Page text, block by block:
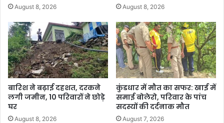
August 8, 2026 August 8, 2026
बारिश ने बढ़ाई दहशत, दरकने
लगी जमीन, 10 परिवारों ने छोड़े
घर
August 8, 2026
कुंडधार में मौत का सफर: खाई में
समाई बोलेरो, परिवार के पांच
सदस्यों की दर्दनाक मौत
August 7, 2026